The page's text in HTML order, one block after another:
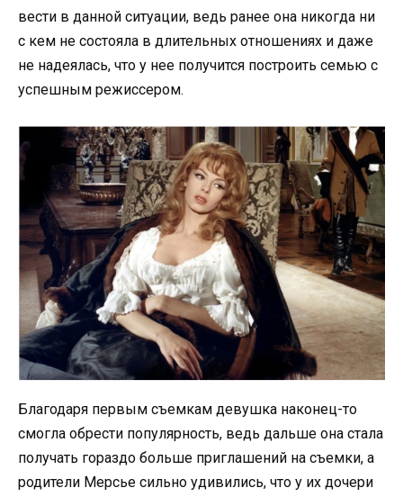
вести в данной ситуации, ведь ранее она никогда ни
с кем не состояла в длительных отношениях и даже
не надеялась, что у нее получится построить семью с
успешным режиссером.
Благодаря первым съемкам девушка наконец-то
смогла обрести популярность, ведь дальше она стала
получать гораздо больше приглашений на съемки, а
родители Мерсье сильно удивились, что у их дочери